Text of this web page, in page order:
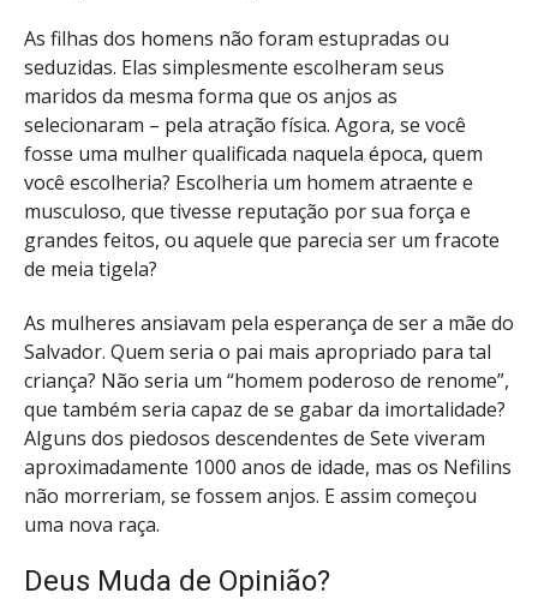
As filhas dos homens não foram estupradas ou
seduzidas. Elas simplesmente escolheram seus
maridos da mesma forma que os anjos as
selecionaram – pela atração física. Agora, se você
fosse uma mulher qualificada naquela época, quem
você escolheria? Escolheria um homem atraente e
musculoso, que tivesse reputação por sua força e
grandes feitos, ou aquele que parecia ser um fracote
de meia tigela?
As mulheres ansiavam pela esperança de ser a mãe do
Salvador. Quem seria o pai mais apropriado para tal
criança? Não seria um “homem poderoso de renome”,
que também seria capaz de se gabar da imortalidade?
Alguns dos piedosos descendentes de Sete viveram
aproximadamente 1000 anos de idade, mas os Nefilins
não morreriam, se fossem anjos. E assim começou
uma nova raça.
Deus Muda de Opinião?